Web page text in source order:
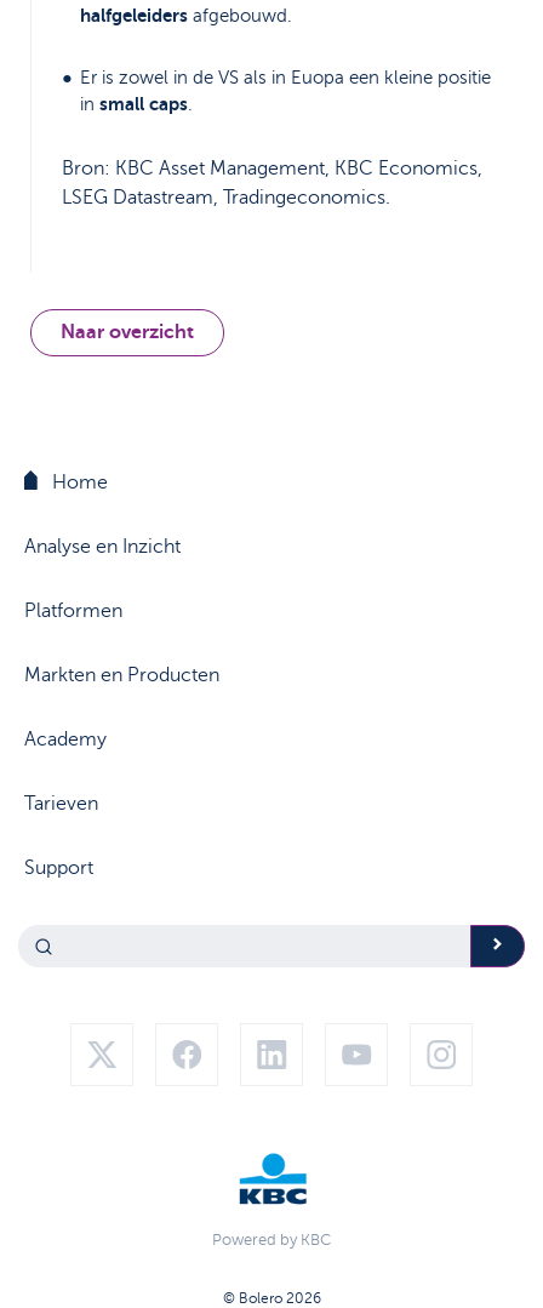
halfgeleiders afgebouwd.
Er is zowel in de VS als in Euopa een kleine positie
in small caps
Bron: KBC Asset Management, KBC Economics,
LSEG Datastream, Tradingeconomics.
Naar overzicht
Home
Analyse en Inzicht
Platformen
Markten en Producten
Academy
Tarieven
Support
Powered by KBC
© Bolero 2026